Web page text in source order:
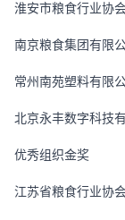
淮安市粮食行业协
南京粮食集团有限
常州南苑塑料有限
北京永丰数字科技
优秀组织金奖
江苏省粮食行业协